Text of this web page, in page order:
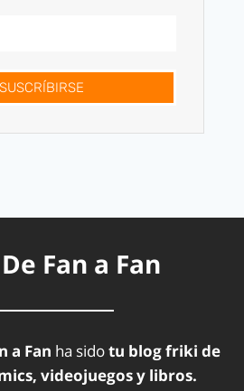
SUSCRÍBIRSE
Fan a Fan
a Fan ha sidotu blog friki de
videojuegos y libros.